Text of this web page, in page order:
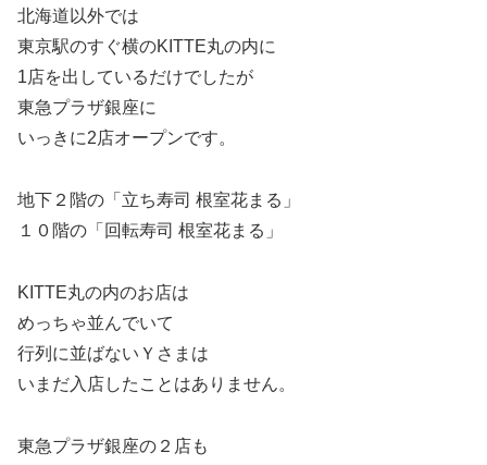
北海道以外では
東京駅のすぐ横のKITTE丸の内に
1店を出しているだけでしたが
東急プラザ銀座に
いっきに2店オープンです。
地下２階の「立ち寿司 根室花まる」
１０階の「回転寿司 根室花まる」
KITTE丸の内のお店は
めっちゃ並んでいて
行列に並ばないＹさまは
いまだ入店したことはありません。
東急プラザ銀座の２店も